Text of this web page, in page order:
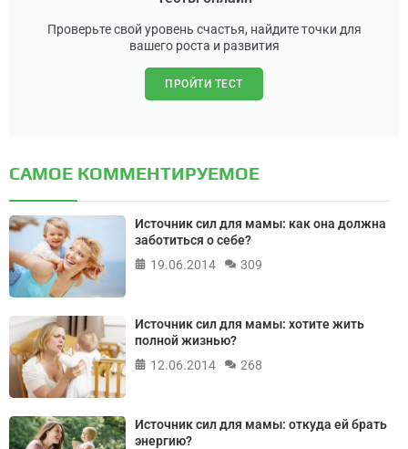
Проверьте свой уровень счастья, найдите точки для
вашего роста и развития
ПРОЙТИ ТЕСТ
САМОЕ КОММЕНТИРУЕМОЕ
Источник сил для мамы: как она должна
заботиться о себе?
19.06.2014
309
Источник сил для мамы: хотите жить
полной жизнью?
12.06.2014
268
Источник сил для мамы: откуда ей брать
энергию?